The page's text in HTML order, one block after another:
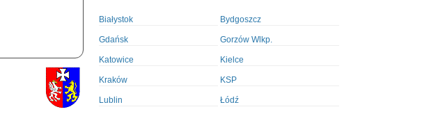
Białystok Bydgoszcz
Gdańsk Gorzów Wlkp.
Katowice Kielce
Kraków KSP
Lublin Łódź